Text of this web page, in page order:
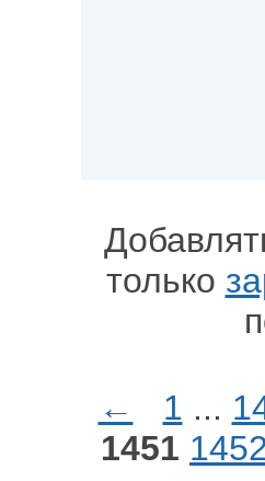
только
← 1 ...
1451